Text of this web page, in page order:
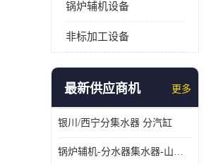
锅炉辅机设备
非标加工设备
最新供应商机 更多
银川/西宁分集水器 分汽缸
锅炉辅机-分水器集水器-山东龙源供热设备